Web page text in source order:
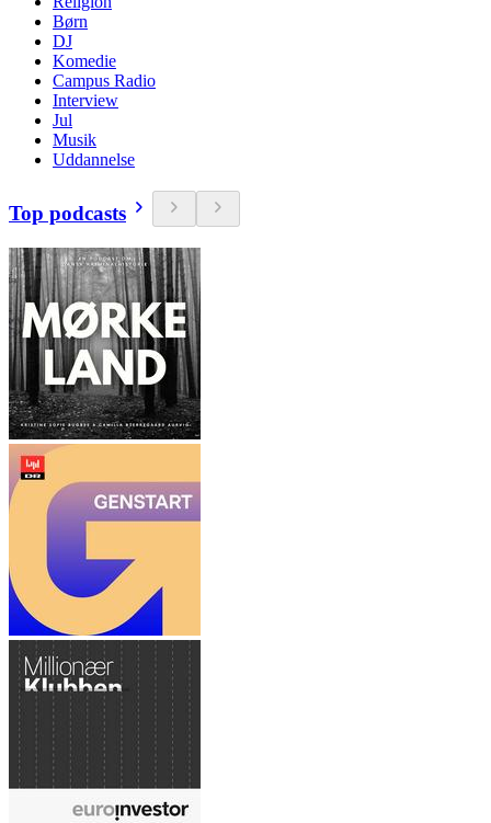
Børn
DJ
Komedie
Campus Radio
Interview
Jul
Musik
Uddannelse
Top podcasts